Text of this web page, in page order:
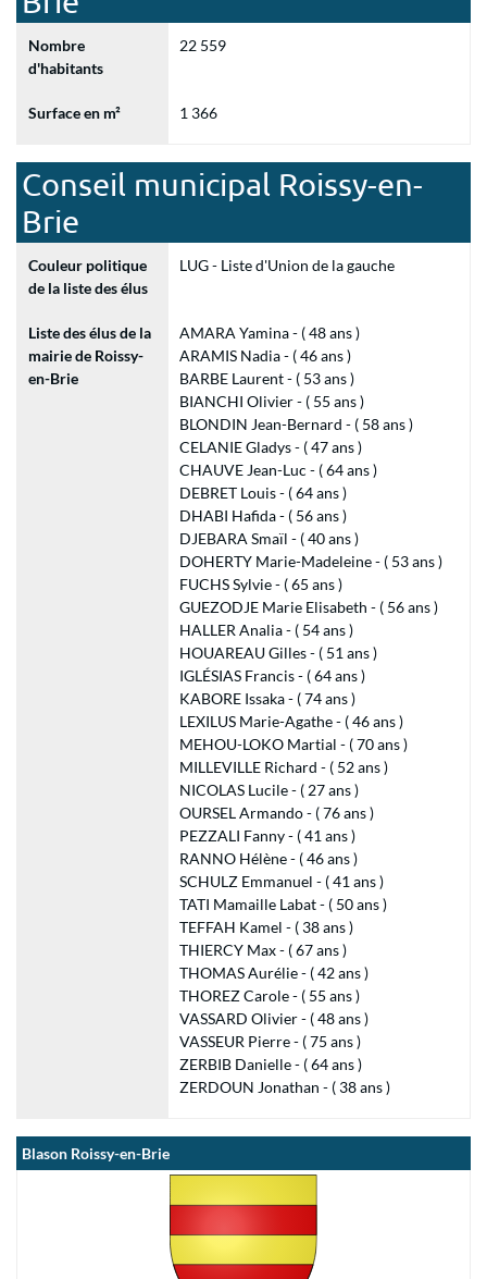
Nombre
d'habitants
22 559
Surface en m² 1 366
Conseil municipal Roissy-en-
Brie
Couleur politique
de la liste des élus
LUG - Liste d'Union de la gauche
Liste des élus de la
mairie de Roissy-
en-Brie
AMARA Yamina - ( 48 ans )
ARAMIS Nadia - ( 46 ans )
BARBE Laurent - ( 53 ans )
BIANCHI Olivier - ( 55 ans )
BLONDIN Jean-Bernard - ( 58 ans )
CELANIE Gladys - ( 47 ans )
CHAUVE Jean-Luc - ( 64 ans )
DEBRET Louis - ( 64 ans )
DHABI Hafida - ( 56 ans )
DJEBARA Smaïl - ( 40 ans )
DOHERTY Marie-Madeleine - ( 53 ans )
FUCHS Sylvie - ( 65 ans )
GUEZODJE Marie Elisabeth - ( 56 ans )
HALLER Analia - ( 54 ans )
HOUAREAU Gilles - ( 51 ans )
IGLÉSIAS Francis - ( 64 ans )
KABORE Issaka - ( 74 ans )
LEXILUS Marie-Agathe - ( 46 ans )
MEHOU-LOKO Martial - ( 70 ans )
MILLEVILLE Richard - ( 52 ans )
NICOLAS Lucile - ( 27 ans )
OURSEL Armando - ( 76 ans )
PEZZALI Fanny - ( 41 ans )
RANNO Hélène - ( 46 ans )
SCHULZ Emmanuel - ( 41 ans )
TATI Mamaille Labat - ( 50 ans )
TEFFAH Kamel - ( 38 ans )
THIERCY Max - ( 67 ans )
THOMAS Aurélie - ( 42 ans )
THOREZ Carole - ( 55 ans )
VASSARD Olivier - ( 48 ans )
VASSEUR Pierre - ( 75 ans )
ZERBIB Danielle - ( 64 ans )
ZERDOUN Jonathan - ( 38 ans )
Blason Roissy-en-Brie